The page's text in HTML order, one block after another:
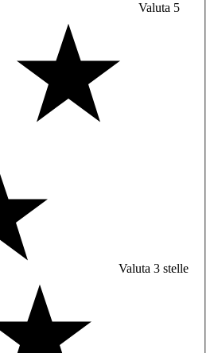
Valuta 5
Valuta 3 stelle